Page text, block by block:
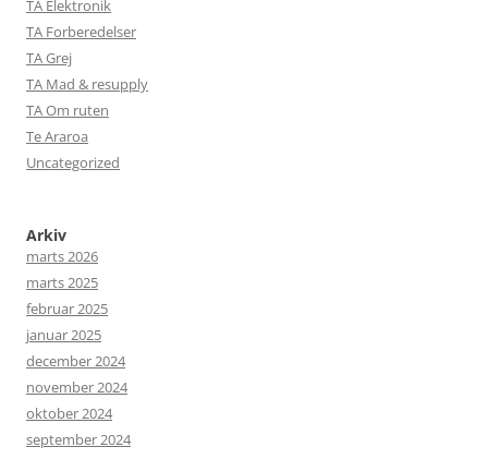
TA Elektronik
TA Forberedelser
TA Grej
TA Mad & resupply
TA Om ruten
Te Araroa
Uncategorized
Arkiv
marts 2026
marts 2025
februar 2025
januar 2025
december 2024
november 2024
oktober 2024
september 2024